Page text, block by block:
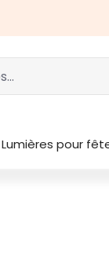
Lumières pour